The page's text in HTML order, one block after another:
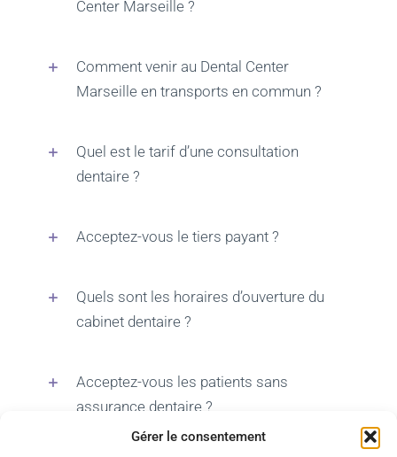
Gérer le consentement
Center Marseille ?
Comment venir au Dental Center
Marseille en transports en commun ?
Quel est le tarif d’une consultation
dentaire ?
Acceptez-vous le tiers payant ?
Quels sont les horaires d’ouverture du
cabinet dentaire ?
Acceptez-vous les patients sans
assurance dentaire ?